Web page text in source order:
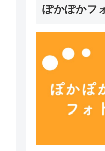
ぽかぽかフ